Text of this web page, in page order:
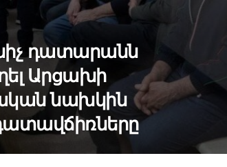
դատարանն
Արցախի
նախկին